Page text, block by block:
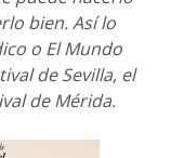
bien. Así lo
o El Mundo
de Sevilla, el
de Mérida.